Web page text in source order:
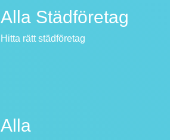
Alla Städföretag
Hitta rätt städföretag
Alla